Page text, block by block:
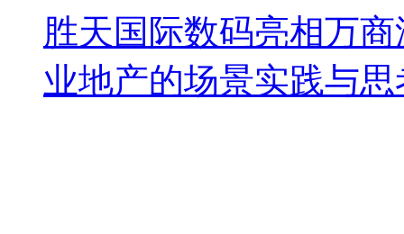
胜天国际数码亮相万商
业地产的场景实践与思